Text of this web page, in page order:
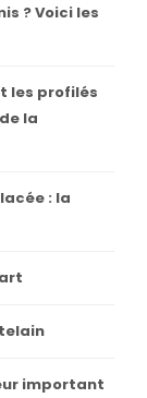
? Voici les
les profilés
la
: la
important